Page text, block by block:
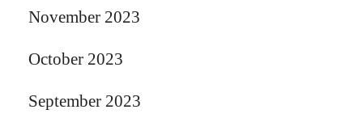
November 2023
October 2023
September 2023